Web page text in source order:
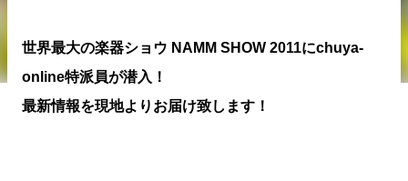
世界最大の楽器ショウ NAMM SHOW 2011にchuya-
online特派員が潜入！
最新情報を現地よりお届け致します！